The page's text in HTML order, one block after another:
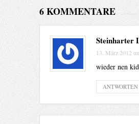
6 KOMMENTARE
Steinharter
13. März 2012
wieder nen
ANTWORTEN